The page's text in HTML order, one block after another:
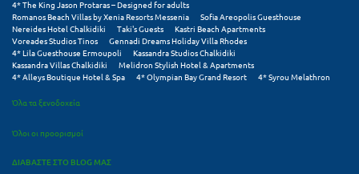
4* The King Jason Protaras – Designed for adults
Romanos Beach Villas by Xenia Resorts Messenia
Sofia Areopolis Guesthouse
Nereides Hotel Chalkidiki
Taki's Guests
Kastri Beach Apartments
Voreades Studios Tinos
Gennadi Dreams Holiday Villa Rhodes
4* Lila Guesthouse Ermoupoli
Kassandra Studios Chalkidiki
Kassandra Villas Chalkidiki
Melidron Stylish Hotel & Apartments
4* Alleys Boutique Hotel & Spa
4* Olympian Bay Grand Resort 4* Syrou Melathron
Όλα τα ξενοδοχεία
Όλοι οι προορισμοί
ΔΙΑΒΑΣΤΕ ΣΤΟ BLOG ΜΑΣ